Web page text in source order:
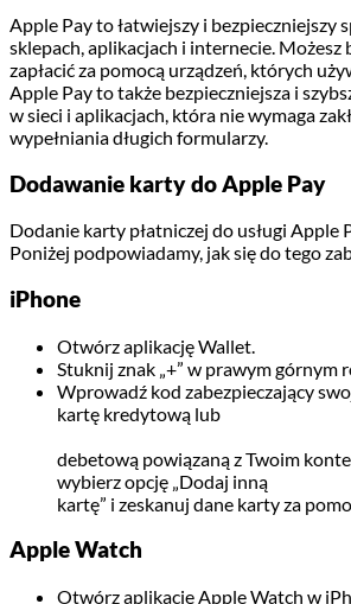
Apple Pay to łatwiejszy i bezpieczniejszy
sklepach, aplikacjach i internecie. Możesz
zapłacić za pomocą urządzeń, których
Apple Pay to także bezpieczniejsza i
w sieci i aplikacjach, która nie wymaga
wypełniania długich formularzy.
Dodawanie karty do Apple Pay
Dodanie karty płatniczej do usługi Apple
Poniżej podpowiadamy, jak się do tego
iPhone
Otwórz aplikację Wallet.
Stuknij znak „+” w prawym górnym
Wprowadź kod zabezpieczający
kartę kredytową lub
debetową powiązaną z Twoim
wybierz opcję „Dodaj inną
kartę” i zeskanuj dane karty za
Apple Watch
Otwórz aplikację Apple Watch w